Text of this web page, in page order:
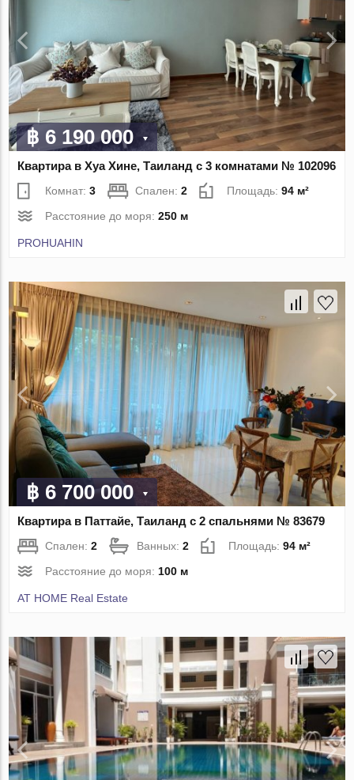
฿ 6 190 000
Квартира в Хуа Хине, Таиланд с 3 комнатами № 102096
Комнат:3 Спален:2 Площадь:94 м²
Расстояние до моря:250 м
PROHUAHIN
฿ 6 700 000
Квартира в Паттайе, Таиланд с 2 спальнями № 83679
Спален:2 Ванных:2 Площадь:94 м²
Расстояние до моря: 100 м
AT HOME Real Estate